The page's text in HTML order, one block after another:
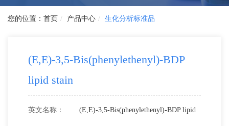
首页 产品中心 生化分析标准品
(E,E)-3,5-Bis(phenylethenyl)-BDP
lipid stain
英文名称： (E,E)-3,5-Bis(phenylethenyl)-BDP lipid